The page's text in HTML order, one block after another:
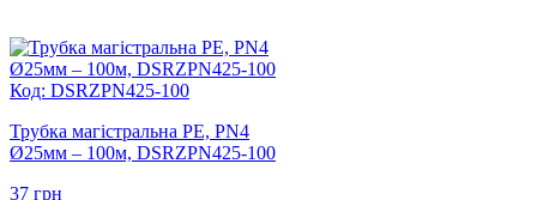
Код: DSRZPN425-100
Трубка магістральна PE, PN4
Ø25мм – 100м, DSRZPN425-100
37 грн